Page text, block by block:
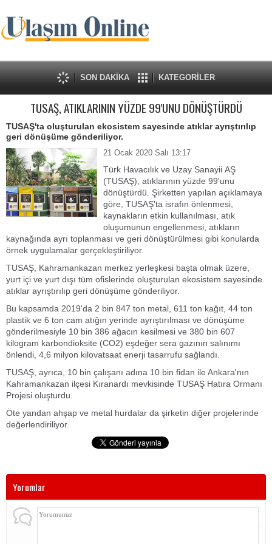
SON DAKİKA KATEGORİLER
TUSAŞ, ATIKLARININ YÜZDE 99'UNU DÖNÜŞTÜRDÜ
TUSAŞ'ta oluşturulan ekosistem sayesinde atıklar ayrıştırılıp
geri dönüşüme gönderiliyor.
21 Ocak 2020 Salı 13:17
Türk Havacılık ve Uzay Sanayii AŞ
(TUSAŞ), atıklarının yüzde 99'unu
dönüştürdü. Şirketten yapılan açıklamaya
göre, TUSAŞ'ta israfın önlenmesi,
kaynakların etkin kullanılması, atık
oluşumunun engellenmesi, atıkların
kaynağında ayrı toplanması ve geri dönüştürülmesi gibi konularda
örnek uygulamalar gerçekleştiriliyor.
TUSAŞ, Kahramankazan merkez yerleşkesi başta olmak üzere,
yurt içi ve yurt dışı tüm ofislerinde oluşturulan ekosistem sayesinde
atıklar ayrıştırılıp geri dönüşüme gönderiliyor.
Bu kapsamda 2019'da 2 bin 847 ton metal, 611 ton kağıt, 44 ton
plastik ve 6 ton cam atığın yerinde ayrıştırılması ve dönüşüme
gönderilmesiyle 10 bin 386 ağacın kesilmesi ve 380 bin 607
kilogram karbondioksite (CO2) eşdeğer sera gazının salınımı
önlendi, 4,6 milyon kilovatsaat enerji tasarrufu sağlandı.
TUSAŞ, ayrıca, 10 bin çalışanı adına 10 bin fidan ile Ankara'nın
Kahramankazan ilçesi Kıranardı mevkisinde TUSAŞ Hatıra Ormanı
Projesi oluşturdu.
Öte yandan ahşap ve metal hurdalar da şirketin diğer projelerinde
değerlendiriliyor.
Yorumlar